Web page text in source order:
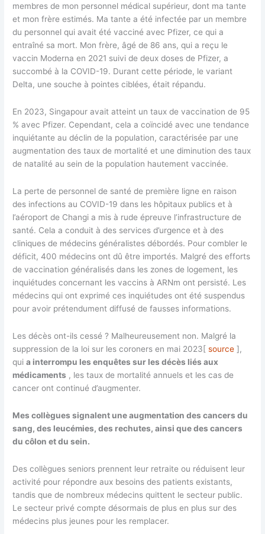
membres de mon personnel médical supérieur, dont ma tante
et mon frère estimés. Ma tante a été infectée par un membre
du personnel qui avait été vacciné avec Pfizer, ce qui a
entraîné sa mort. Mon frère, âgé de 86 ans, qui a reçu le
vaccin Moderna en 2021 suivi de deux doses de Pfizer, a
succombé à la COVID-19. Durant cette période, le variant
Delta, une souche à pointes ciblées, était répandu.
En 2023, Singapour avait atteint un taux de vaccination de 95
% avec Pfizer. Cependant, cela a coïncidé avec une tendance
inquiétante au déclin de la population, caractérisée par une
augmentation des taux de mortalité et une diminution des taux
de natalité au sein de la population hautement vaccinée.
La perte de personnel de santé de première ligne en raison
des infections au COVID-19 dans les hôpitaux publics et à
l’aéroport de Changi a mis à rude épreuve l’infrastructure de
santé. Cela a conduit à des services d’urgence et à des
cliniques de médecins généralistes débordés. Pour combler le
déficit, 400 médecins ont dû être importés. Malgré des efforts
de vaccination généralisés dans les zones de logement, les
inquiétudes concernant les vaccins à ARNm ont persisté. Les
médecins qui ont exprimé ces inquiétudes ont été suspendus
pour avoir prétendument diffusé de fausses informations.
Les décès ont-ils cessé ? Malheureusement non. Malgré la
suppression de la loi sur les coroners en mai 2023[source ],
quia interrompu les enquêtes sur les décès liés aux
médicaments , les taux de mortalité annuels et les cas de
cancer ont continué d’augmenter.
Mes collègues signalent une augmentation des cancers du
sang, des leucémies, des rechutes, ainsi que des cancers
du côlon et du sein.
Des collègues seniors prennent leur retraite ou réduisent leur
activité pour répondre aux besoins des patients existants,
tandis que de nombreux médecins quittent le secteur public.
Le secteur privé compte désormais de plus en plus sur des
médecins plus jeunes pour les remplacer.